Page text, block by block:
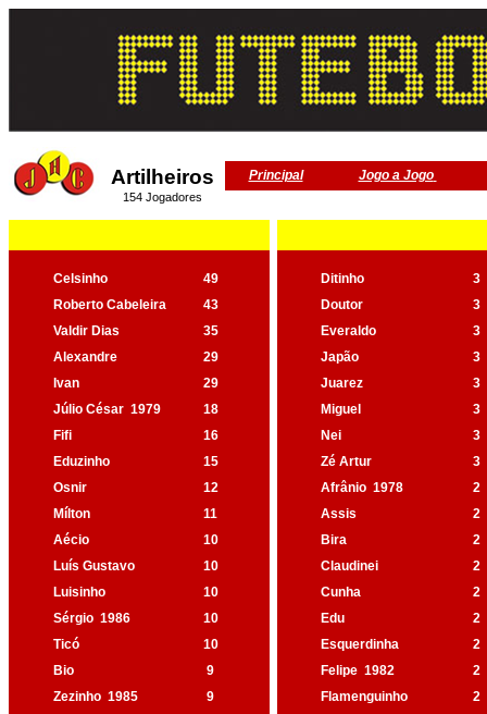
Artilheiros Principal Jogo a Jogo
154 Jogadores
Celsinho 49 Ditinho
3
Roberto Cabeleira
43 Doutor
3
Valdir Dias
35 Everaldo
3
Alexandre
29 Japão
3
Ivan
29 Juarez
3
Júlio César 1979 18 Miguel
3
Fifi
16 Nei
3
Eduzinho
15 Zé Artur
3
Osnir
12 Afrânio 1978
2
Mílton
11 Assis
2
Aécio
10 Bira
2
Luís Gustavo
10 Claudinei
2
Luisinho
10 Cunha
2
Sérgio 1986 10 Edu
2
Ticó
10 Esquerdinha
2
Bio
9 Felipe 1982
2
Zezinho 1985 9 Flamenguinho
2